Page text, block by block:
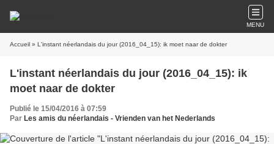
MENU
Accueil » L'instant néerlandais du jour (2016_04_15): ik moet naar de dokter
L'instant néerlandais du jour (2016_04_15): ik
moet naar de dokter
Publié le 15/04/2016 à 07:59
Par Les amis du néerlandais - Vrienden van het Nederlands